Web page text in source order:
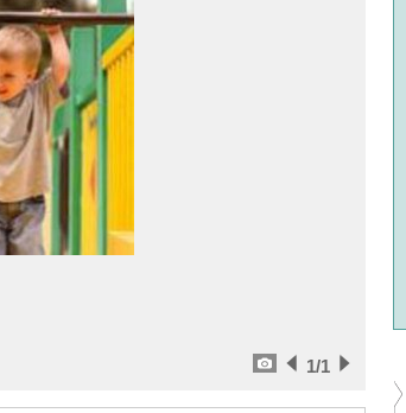
/1
1